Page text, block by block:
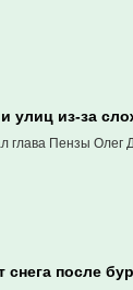
улиц из-за
глава Пензы Олег
после